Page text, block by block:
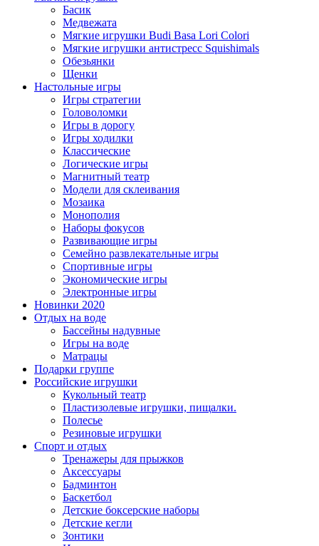
Басик
Медвежата
Мягкие игрушки Budi Basa Lori Colori
Мягкие игрушки антистресс Squishimals
Обезьянки
Щенки
Настольные игры
Игры стратегии
Головоломки
Игры в дорогу
Игры ходилки
Классические
Логические игры
Магнитный театр
Модели для склеивания
Мозаика
Монополия
Наборы фокусов
Развивающие игры
Семейно развлекательные игры
Спортивные игры
Экономические игры
Электронные игры
Новинки 2020
Отдых на воде
Бассейны надувные
Игры на воде
Матрацы
Подарки группе
Российские игрушки
Кукольный театр
Пластизолевые игрушки, пищалки.
Полесье
Резиновые игрушки
Спорт и отдых
Тренажеры для прыжков
Аксессуары
Бадминтон
Баскетбол
Детские боксерские наборы
Детские кегли
Зонтики